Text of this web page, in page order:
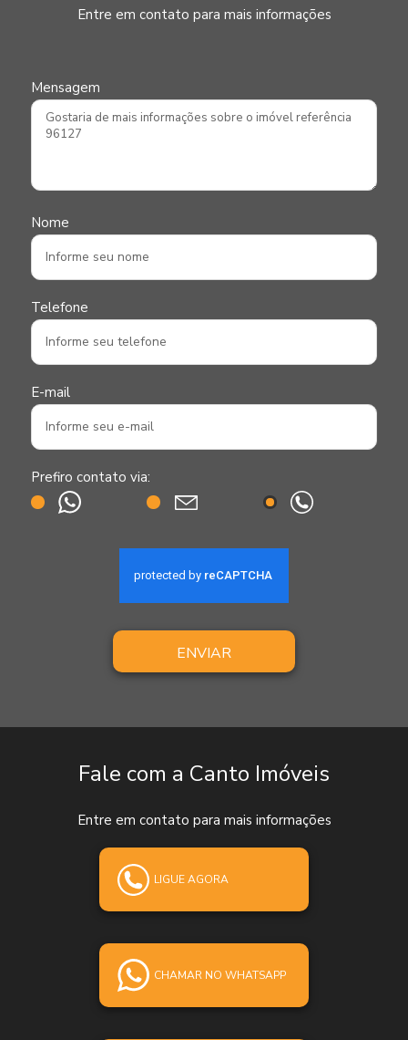
Entre em contato para mais informações
Mensagem
Nome
Telefone
E-mail
Prefiro contato via:
ENVIAR
Fale com a Canto Imóveis
Entre em contato para mais informações
LIGUE AGORA
CHAMAR NO WHATSAPP